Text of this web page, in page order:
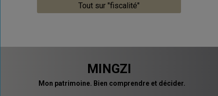
Tout sur "fiscalité"
MINGZI
Mon patrimoine. Bien comprendre et décider.